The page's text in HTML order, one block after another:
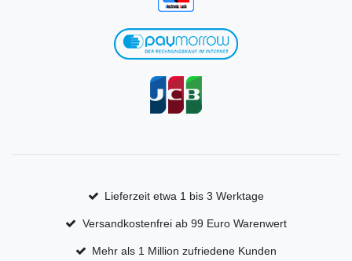
Lieferzeit etwa 1 bis 3 Werktage
Versandkostenfrei ab 99 Euro Warenwert
Mehr als 1 Million zufriedene Kunden